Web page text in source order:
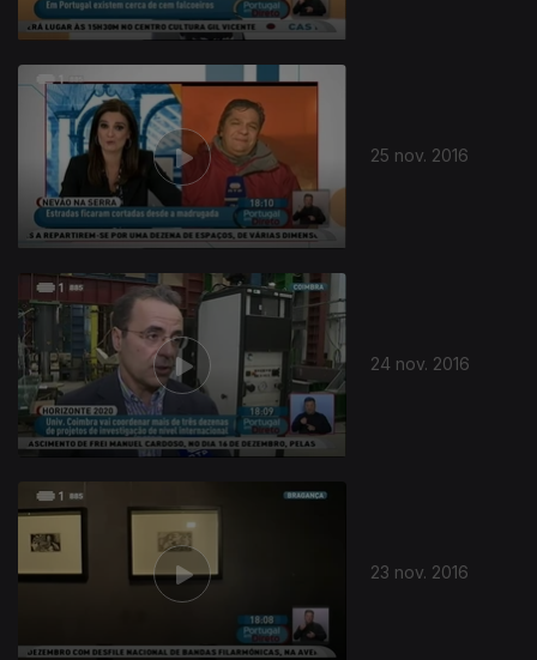
25 nov. 2016
24 nov. 2016
23 nov. 2016